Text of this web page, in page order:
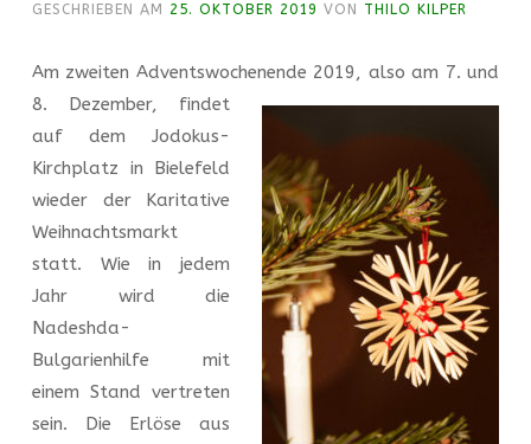
GESCHRIEBEN AM 25. OKTOBER 2019 VON THILO KILPER
Am zweiten Adventswochenende 2019, also am 7. und
8. Dezember, findet
auf dem Jodokus-
Kirchplatz in Bielefeld
wieder der Karitative
Weihnachtsmarkt
statt. Wie in jedem
Jahr wird die
Nadeshda-
Bulgarienhilfe mit
einem Stand vertreten
sein. Die Erlöse aus